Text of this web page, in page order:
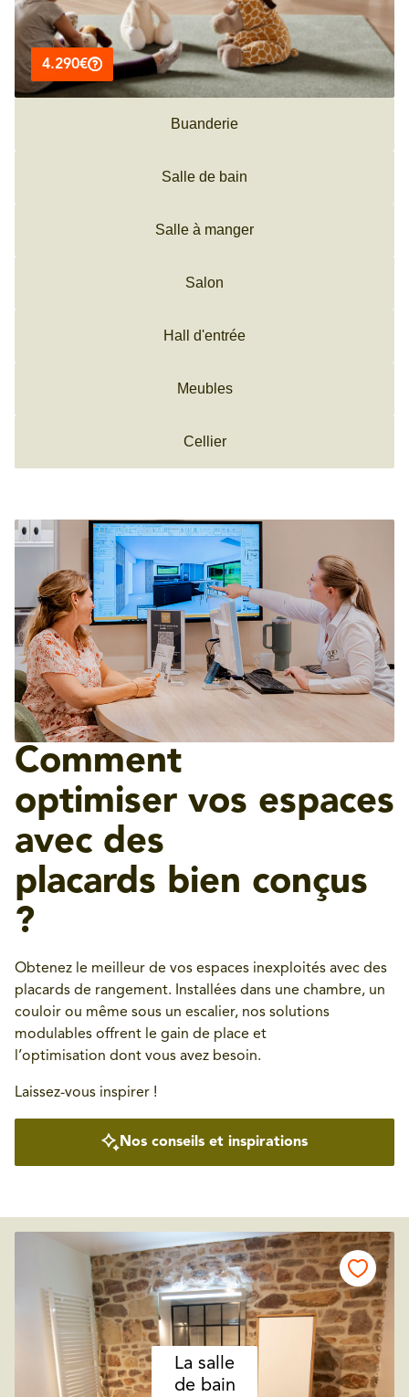
Buanderie
Salle de bain
Salle à manger
Salon
Hall d'entrée
Meubles
Cellier
4.290€
Comment
optimiser vos espaces
avec des
placards bien conçus
?
Obtenez le meilleur de vos espaces inexploités avec des
placards de rangement. Installées dans une chambre, un
couloir ou même sous un escalier, nos solutions
modulables offrent le gain de place et
l’optimisation dont vous avez besoin.
Laissez-vous inspirer !
Nos conseils et inspirations
La salle
de bain